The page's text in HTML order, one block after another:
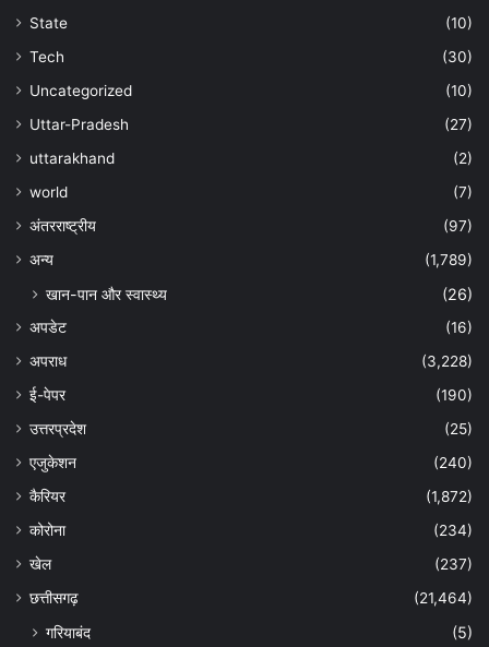
State
(10)
Tech
(30)
Uncategorized
(10)
Uttar-Pradesh
(27)
uttarakhand
(2)
world
(7)
अंतरराष्ट्रीय
(97)
अन्‍य
(1,789)
खान-पान और स्वास्थ्य (26)
अपडेट
(16)
अपराध
(3,228)
ई-पेपर
(190)
उत्तरप्रदेश
(25)
एजुकेशन
(240)
कैरियर
(1,872)
कोरोना
(234)
खेल
(237)
छत्तीसगढ़
(21,464)
गरियाबंद
(5)